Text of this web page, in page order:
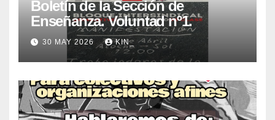
Boletín de la Sección de
Enseñanza. Voluntad nº1.
30 MAY 2026 KIN_